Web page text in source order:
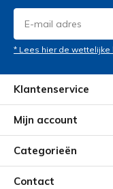
* Lees hier de wettelijke
Klantenservice
Mijn account
Categorieën
Contact